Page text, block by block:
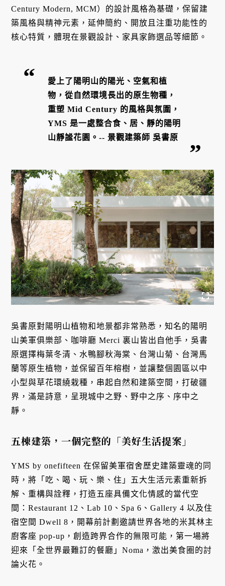
Century Modern, MCM）的設計風格為基礎，保留建
築風格與精神元素，延伸簡約、開放且注重功能性的
核心特質，體現在景觀設計、家具家飾選品等細節。
愛上了陽明山的陽光、空氣和植
物，從自然環境長出的原生物種，
重塑 Mid Century 的風格與氛圍，
YMS 是一處整合食、居、靜的陽明
山靜謐花園。-- 景觀建築師 吳書原
吳書原對陽明山植物和地景都非常熟悉，知名的陽明
山美軍俱樂部、咖啡廳 Merci 裏山皆出自他手，吳書
原選擇梅葉冬清、水鴨腳秋海棠、台灣山菊、台灣馬
蘭等原生植物，並保留百年榕樹，並讓整個園區以中
小型與草花環繞栽種，串起自然和建築空間，打破疆
界，滿是詩意，呈現城中之野、野中之序、序中之
靜。
五棟建築，一個完整的「美好生活提案」
YMS by onefifteen 在保留美軍宿舍歷史建築靈魂的同
時，將「吃、喝、玩、樂、住」五大生活元素重新拆
解、重構與詮釋，打造五座具備文化情感的當代空
間：Restaurant 12、Lab 10、Spa 6、Gallery 4 以及住
宿空間 Dwell 8，開幕前計劃邀請世界各地的米其林主
廚客座 pop-up，創造跨界合作的無限可能，第一場將
迎來「全世界最難訂的餐廳」Noma，激出美食圈的討
論火花。